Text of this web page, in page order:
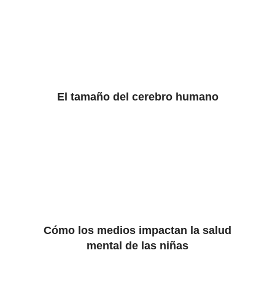
El tamaño del cerebro humano
Cómo los medios impactan la salud
mental de las niñas